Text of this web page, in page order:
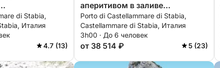
заливу
di Stabia,
Италия
4.7 (13)
аперитивом в заливе
Кастелламмаре.
Porto di Castellammare di Stabia,
Castellammare di Stabia, Италия
3h00 · До 6 человек
от 38 514 ₽ 5 (23)